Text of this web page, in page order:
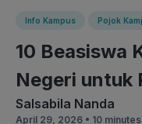
Info Kampus Pojok
10 Beasiswa
Negeri untuk
Salsabila Nanda
April 29, 2026 • 10